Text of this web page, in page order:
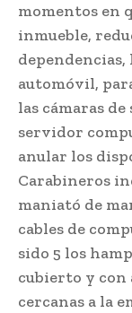
momentos en
inmueble,
automóvil,
las cámaras
servidor
anular los
Carabineros
maniató de
cables de
sido 5 los
cubierto y con
cercanas a la